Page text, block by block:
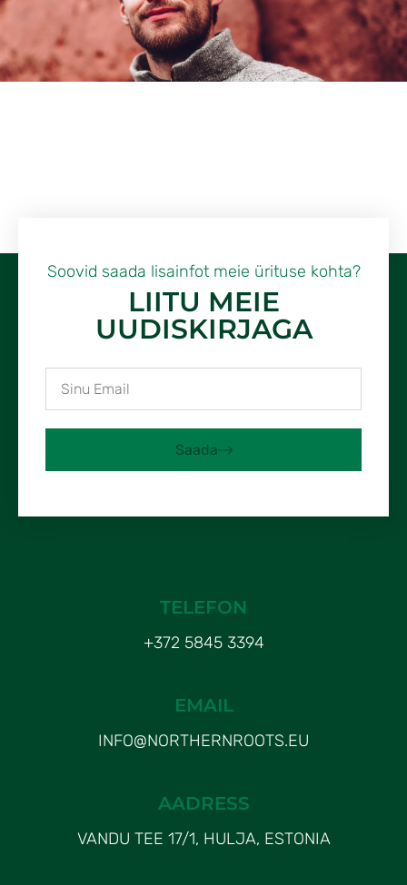
Soovid saada lisainfot meie ürituse kohta?
LIITU MEIE
UUDISKIRJAGA
Saada
TELEFON
+372 5845 3394
EMAIL
INFO@NORTHERNROOTS.EU
AADRESS
VANDU TEE 17/1, HULJA, ESTONIA